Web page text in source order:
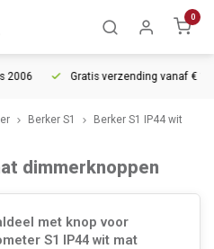
0
Gratis verzending vanaf € 150
Berker S1
Berker S1 IP44 wit
dimmerknoppen
met knop voor
S1 IP44 wit mat